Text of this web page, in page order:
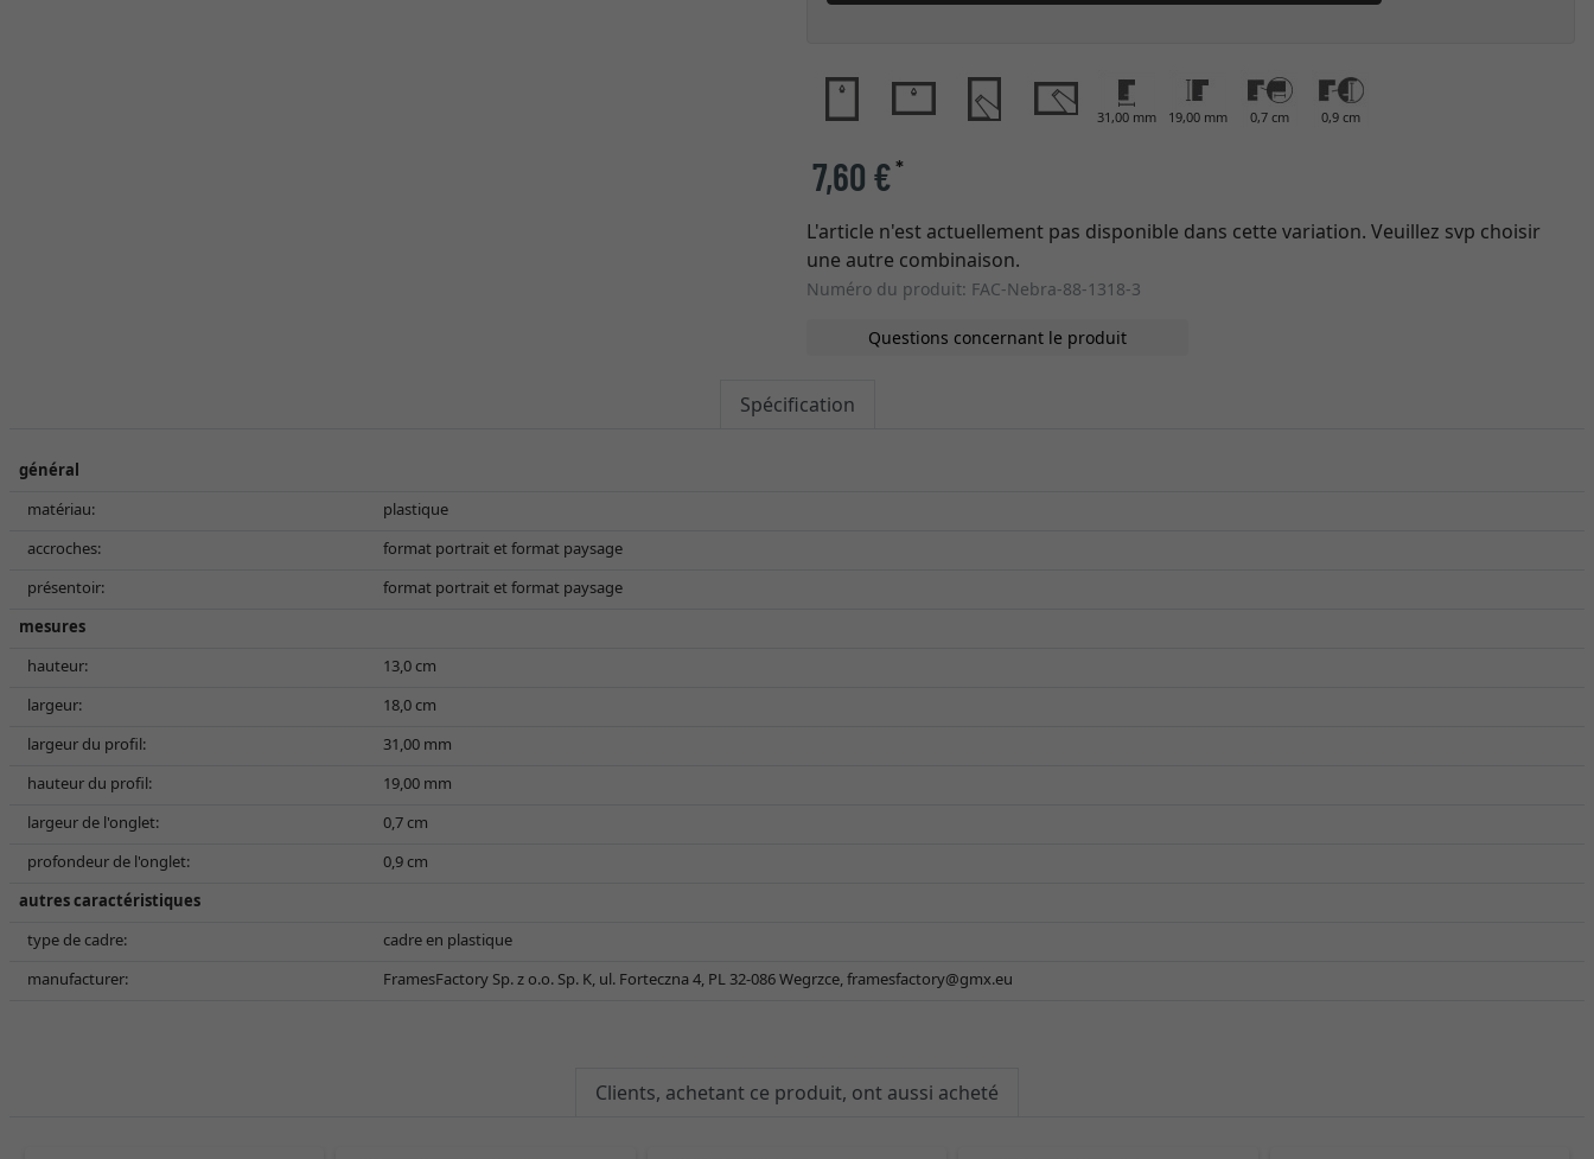
31,00 mm 19,00 mm 0,7 cm 0,9 cm
7,60 €*
L'article n'est actuellement pas disponible dans cette variation. Veuillez svp choisir
une autre combinaison.
Numéro du produit: FAC-Nebra-88-1318-3
Questions concernant le produit
Spécification
général
matériau:
plastique
accroches:
format portrait et format paysage
présentoir:
format portrait et format paysage
mesures
hauteur:
13,0 cm
largeur:
18,0 cm
largeur du profil:
31,00 mm
hauteur du profil:
19,00 mm
largeur de l'onglet:
0,7 cm
profondeur de l'onglet:
0,9 cm
autres caractéristiques
type de cadre:
cadre en plastique
manufacturer:
FramesFactory Sp. z o.o. Sp. K, ul. Forteczna 4, PL 32-086 Wegrzce,framesfactory@gmx.eu
Clients, achetant ce produit, ont aussi acheté